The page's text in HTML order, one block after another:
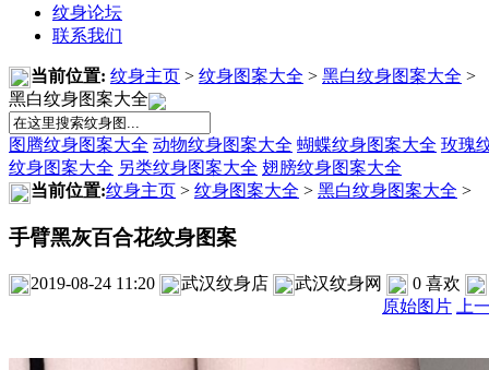
纹身论坛
联系我们
当前位置: 纹身主页 > 纹身图案大全 > 黑白纹身图案大全 >
黑白纹身图案大全
图腾纹身图案大全 动物纹身图案大全 蝴蝶纹身图案大全 玫瑰
纹身图案大全 另类纹身图案大全 翅膀纹身图案大全
当前位置:纹身主页 > 纹身图案大全 > 黑白纹身图案大全 >
手臂黑灰百合花纹身图案
2019-08-24 11:20 武汉纹身店 武汉纹身网 0 喜欢
原始图片 上